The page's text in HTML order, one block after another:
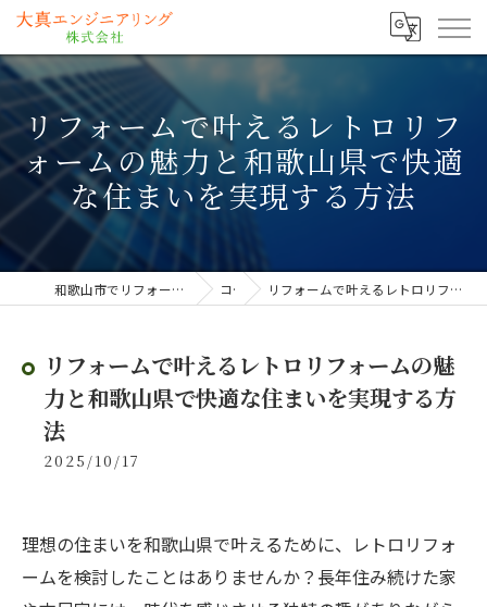
リフォームで叶えるレトロリフ
ォームの魅力と和歌山県で快適
な住まいを実現する方法
和歌山市でリフォームなら大真エンジニアリング株式会社 コラム リフォームで叶えるレトロリフォームの魅力と和歌山県で快適な住まいを実現する方法
リフォームで叶えるレトロリフォームの魅
力と和歌山県で快適な住まいを実現する方
法
2025/10/17
理想の住まいを和歌山県で叶えるために、レトロリフォ
ームを検討したことはありませんか？長年住み続けた家